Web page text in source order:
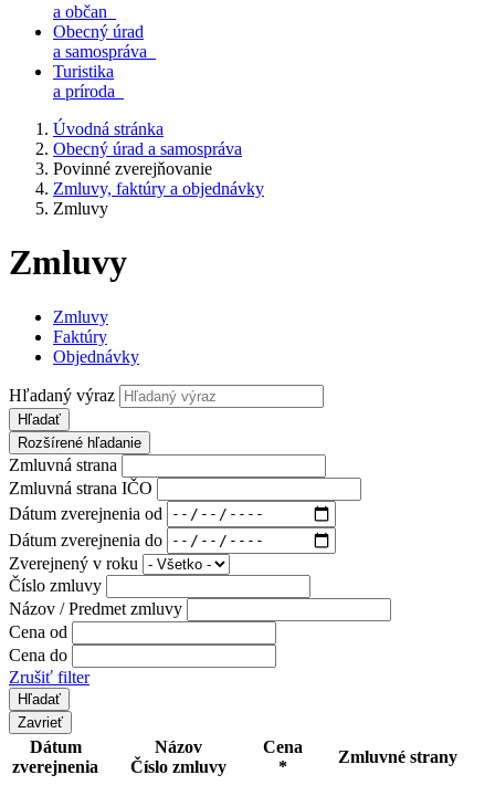
a občan
Obecný úrad
a samospráva
Turistika
a príroda
Úvodná stránka
Obecný úrad a samospráva
Povinné zverejňovanie
Zmluvy, faktúry a objednávky
Zmluvy
Zmluvy
Zmluvy
Faktúry
Objednávky
Hľadaný výraz
Hľadať
Rozšírené hľadanie
Zmluvná strana
Zmluvná strana IČO
Dátum zverejnenia od
Dátum zverejnenia do
Zverejnený v roku
Číslo zmluvy
Názov / Predmet zmluvy
Cena od
Cena do
Zrušiť filter
Zavrieť
Dátum
zverejnenia
Názov
Číslo zmluvy
Cena
*
Zmluvné strany